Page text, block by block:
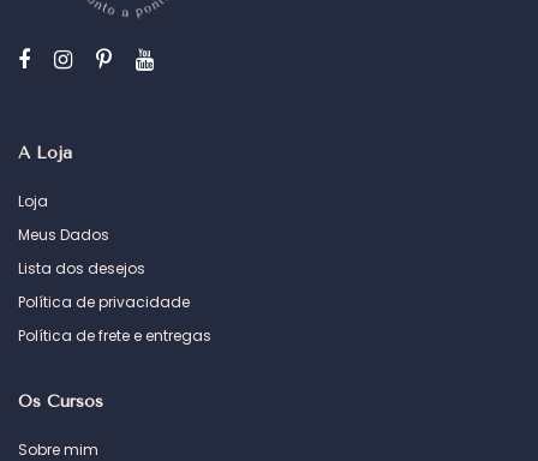
A Loja
Loja
Meus Dados
Lista dos desejos
Política de privacidade
Política de frete e entregas
Os Cursos
Sobre mim